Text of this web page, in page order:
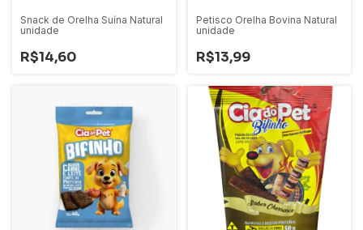
Snack de Orelha Suína Natural
unidade
R$14,60
Petisco Orelha Bovina Natural
unidade
R$13,99